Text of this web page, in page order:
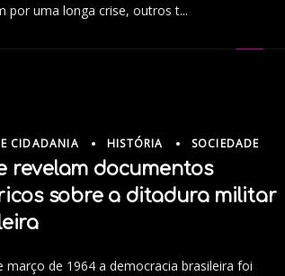
por uma longa crise, outros t...
CIDADANIA HISTÓRIA SOCIEDADE
revelam documentos
sobre a ditadura militar
março de 1964 a democracia brasileira foi